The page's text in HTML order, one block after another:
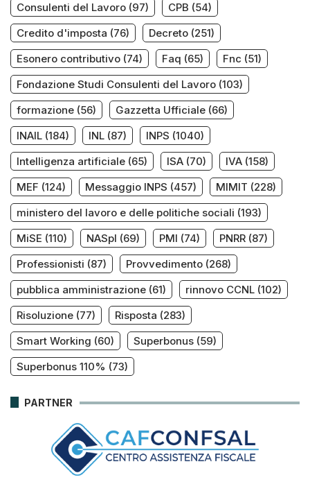
Consulenti del Lavoro (97) CPB (54)
Credito d'imposta (76) Decreto (251)
Esonero contributivo (74) Faq (65) Fnc (51)
Fondazione Studi Consulenti del Lavoro (103)
formazione (56) Gazzetta Ufficiale (66)
INAIL (184) INL (87) INPS (1040)
Intelligenza artificiale (65) ISA (70) IVA (158)
MEF (124) Messaggio INPS (457) MIMIT (228)
ministero del lavoro e delle politiche sociali (193)
MiSE (110) NASpI (69) PMI (74) PNRR (87)
Professionisti (87) Provvedimento (268)
pubblica amministrazione (61) rinnovo CCNL (102)
Risoluzione (77) Risposta (283)
Smart Working (60) Superbonus (59)
Superbonus 110% (73)
PARTNER